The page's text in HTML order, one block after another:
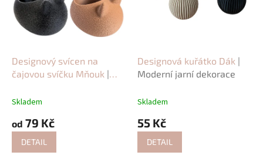
Designový svícen na
čajovou svíčku Mňouk |
kočičími oušky
Skladem
od 79 Kč
DETAIL
Designová kuřátko Dák |
Moderní jarní dekorace
Skladem
55 Kč
DETAIL